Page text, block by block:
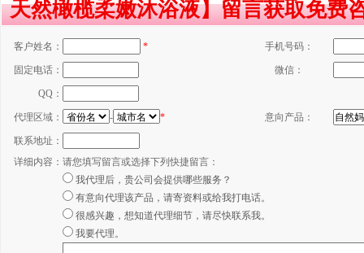
天然橄榄柔嫩沐浴液】留言获取免费
客户姓名： * 手机号码：
固定电话： 微信：
QQ：
代理区域： - * 意向产品：
联系地址：
详细内容： 请您填写留言或选择下列快捷留言：
我代理后，贵公司会提供哪些服务？
有意向代理该产品，请寄资料或给我打电话。
很感兴趣，想知道代理细节，请尽快联系我。
我要代理。